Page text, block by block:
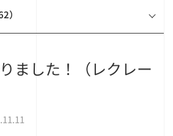
）
ました！（レクレー